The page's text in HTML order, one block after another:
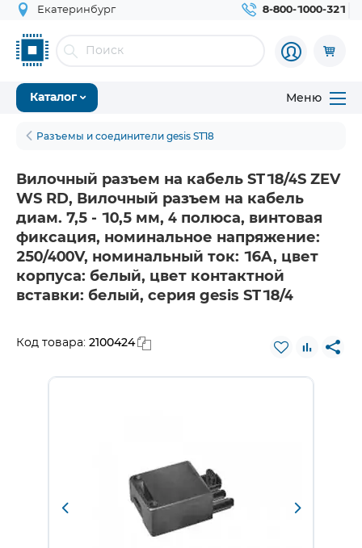
Екатеринбург 8-800-1000-321
Каталог Меню
Разъемы и соединители gesis ST18
Вилочный разъем на кабель ST18/4S ZEV
WS RD, Вилочный разъем на кабель
диам. 7,5 - 10,5 мм, 4 полюса, винтовая
фиксация, номинальное напряжение:
250/400V, номинальный ток: 16A, цвет
корпуса: белый, цвет контактной
вставки: белый, серия gesis ST18/4
Код товара: 2100424